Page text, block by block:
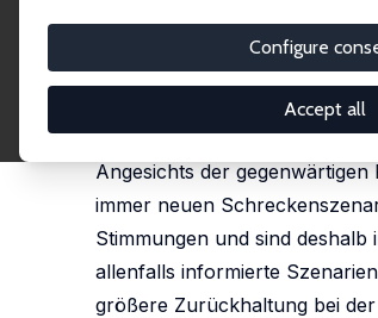
Configure
Accept all
IZA Standpunkt Nr. 4
Prognosekrise:
published in: Wirtschaftsdienst,
Angesichts der
immer neuen
Stimmungen und sind
allenfalls informierte
größere Zurückhaltung bei